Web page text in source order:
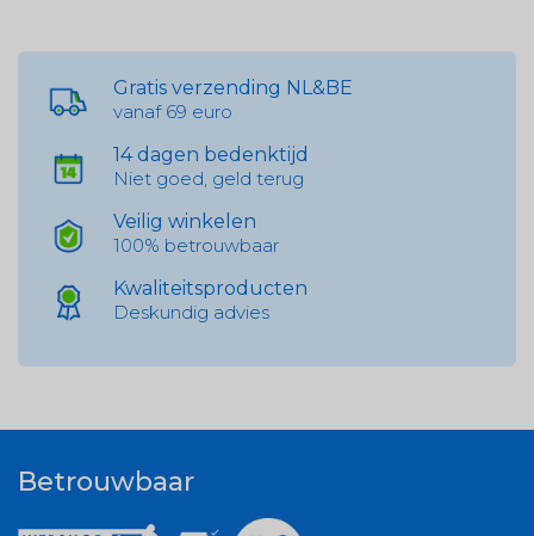
Gratis verzending NL&BE
vanaf 69 euro
14 dagen bedenktijd
Niet goed, geld terug
Veilig winkelen
100% betrouwbaar
Kwaliteitsproducten
Deskundig advies
Betrouwbaar